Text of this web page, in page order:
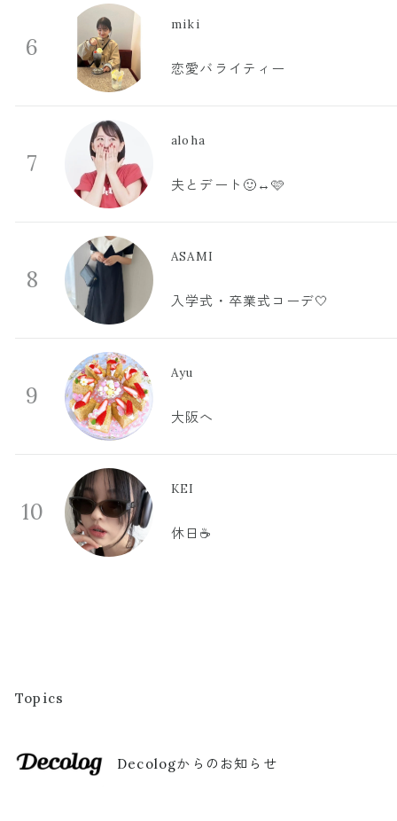
6
miki
恋愛バライティー
7
aloha
夫とデート🙂‍↔️🩷
8
ASAMI
入学式・卒業式コーデ🤍
9
Ayu
大阪へ
10
KEI
休日☕️
Topics
Decologからのお知らせ